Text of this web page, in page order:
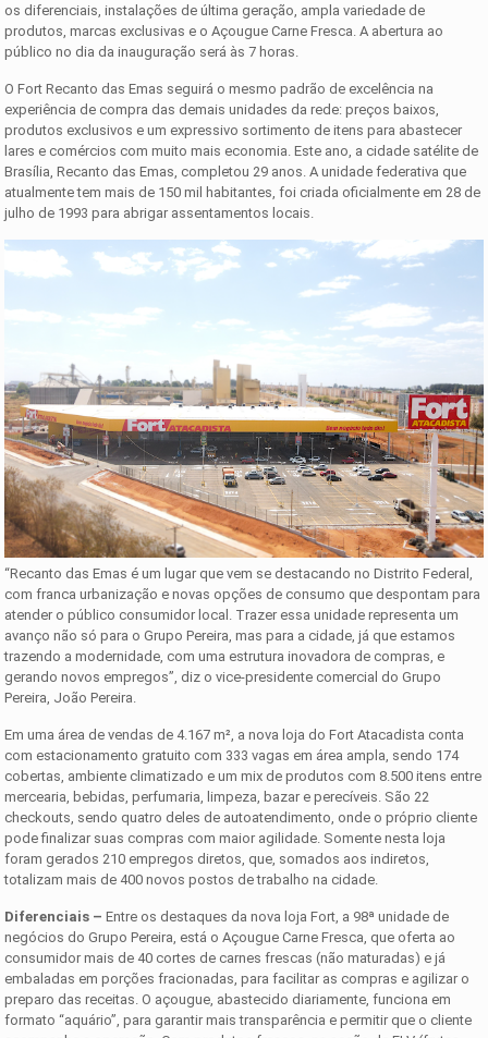
os diferenciais, instalações de última geração, ampla variedade de
produtos, marcas exclusivas e o Açougue Carne Fresca. A abertura ao
público no dia da inauguração será às 7 horas.
O Fort Recanto das Emas seguirá o mesmo padrão de excelência na
experiência de compra das demais unidades da rede: preços baixos,
produtos exclusivos e um expressivo sortimento de itens para abastecer
lares e comércios com muito mais economia. Este ano, a cidade satélite de
Brasília, Recanto das Emas, completou 29 anos. A unidade federativa que
atualmente tem mais de 150 mil habitantes, foi criada oficialmente em 28 de
julho de 1993 para abrigar assentamentos locais.
“Recanto das Emas é um lugar que vem se destacando no Distrito Federal,
com franca urbanização e novas opções de consumo que despontam para
atender o público consumidor local. Trazer essa unidade representa um
avanço não só para o Grupo Pereira, mas para a cidade, já que estamos
trazendo a modernidade, com uma estrutura inovadora de compras, e
gerando novos empregos”, diz o vice-presidente comercial do Grupo
Pereira, João Pereira.
Em uma área de vendas de 4.167 m², a nova loja do Fort Atacadista conta
com estacionamento gratuito com 333 vagas em área ampla, sendo 174
cobertas, ambiente climatizado e um mix de produtos com 8.500 itens entre
mercearia, bebidas, perfumaria, limpeza, bazar e perecíveis. São 22
checkouts, sendo quatro deles de autoatendimento, onde o próprio cliente
pode finalizar suas compras com maior agilidade. Somente nesta loja
foram gerados 210 empregos diretos, que, somados aos indiretos,
totalizam mais de 400 novos postos de trabalho na cidade.
Diferenciais –Entre os destaques da nova loja Fort, a 98ª unidade de
negócios do Grupo Pereira, está o Açougue Carne Fresca, que oferta ao
consumidor mais de 40 cortes de carnes frescas (não maturadas) e já
embaladas em porções fracionadas, para facilitar as compras e agilizar o
preparo das receitas. O açougue, abastecido diariamente, funciona em
formato “aquário”, para garantir mais transparência e permitir que o cliente